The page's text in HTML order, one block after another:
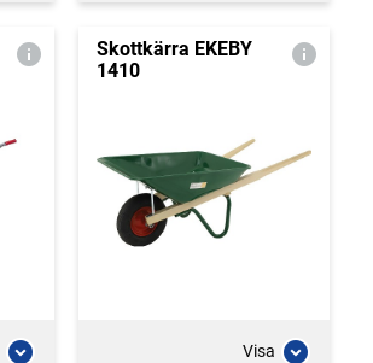
Skottkärra EKEBY
1410
Visa